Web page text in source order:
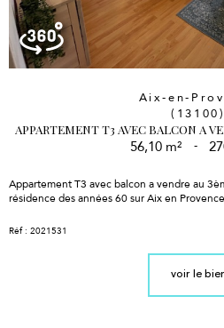
Aix-en-
(13100)
APPARTEMENT T3 AVEC BALCON A
56,10 m² -
Appartement T3 avec balcon a vendre au
résidence des années 60 sur Aix en
Réf : 2021531
voir le